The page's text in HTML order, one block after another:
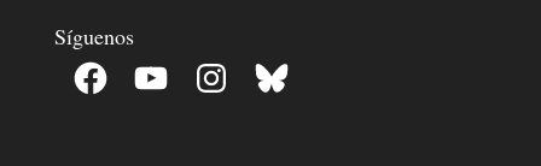
Síguenos
Facebook YouTube InstagramBluesky